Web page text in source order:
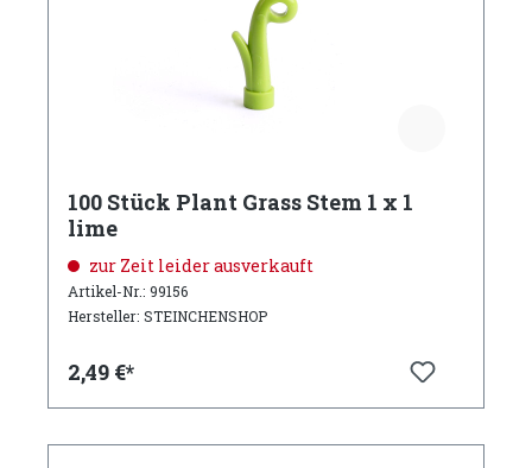
100 Stück Plant Grass Stem 1 x 1
lime
zur Zeit leider ausverkauft
Artikel-Nr.: 99156
Hersteller: STEINCHENSHOP
2,49 €*